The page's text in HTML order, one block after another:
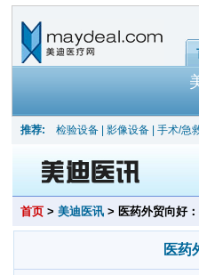
推荐: 检验设备 影像设备 手术/急
首页 > 美迪医讯 > 医药外贸向好
医药